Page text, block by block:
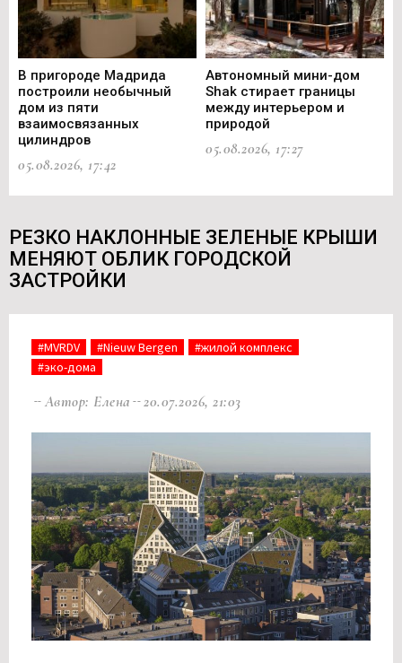
В пригороде Мадрида
построили необычный
дом из пяти
взаимосвязанных
цилиндров
05.08.2026, 17:42
Автономный мини-дом
Shak стирает границы
между интерьером и
природой
05.08.2026, 17:27
РЕЗКО НАКЛОННЫЕ ЗЕЛЕНЫЕ КРЫШИ
МЕНЯЮТ ОБЛИК ГОРОДСКОЙ
ЗАСТРОЙКИ
#MVRDV #Nieuw Bergen
#жилой комплекс
#эко-дома
Автор: Елена 20.07.2026, 21:03